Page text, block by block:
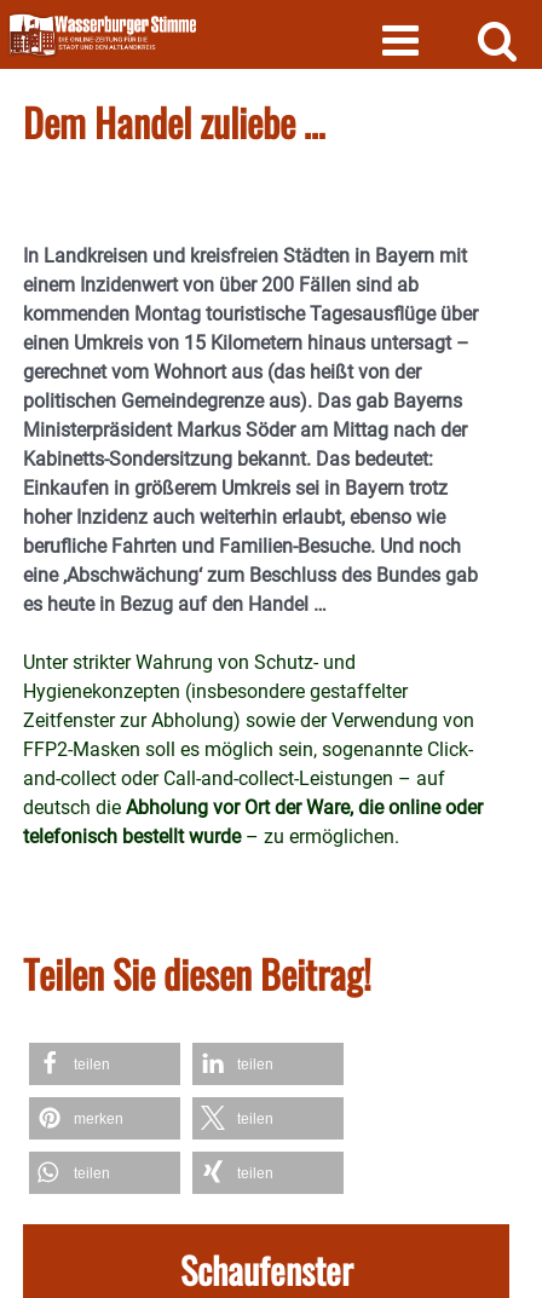
Skip
to
content
Dem Handel zuliebe …
In Landkreisen und kreisfreien Städten in Bayern mit
einem Inzidenwert von über 200 Fällen sind ab
kommenden Montag touristische Tagesausflüge über
einen Umkreis von 15 Kilometern hinaus untersagt –
gerechnet vom Wohnort aus (das heißt von der
politischen Gemeindegrenze aus). Das gab Bayerns
Ministerpräsident Markus Söder am Mittag nach der
Kabinetts-Sondersitzung bekannt. Das bedeutet:
Einkaufen in größerem Umkreis sei in Bayern trotz
hoher Inzidenz auch weiterhin erlaubt, ebenso wie
berufliche Fahrten und Familien-Besuche. Und noch
eine ‚Abschwächung‘ zum Beschluss des Bundes gab
es heute in Bezug auf den Handel …
Unter strikter Wahrung von Schutz- und
Hygienekonzepten (insbesondere gestaffelter
Zeitfenster zur Abholung) sowie der Verwendung von
FFP2-Masken soll es möglich sein, sogenannte Click-
and-collect oder Call-and-collect-Leistungen – auf
deutsch die Abholung vor Ort der Ware, die online oder
telefonisch bestellt wurde– zu ermöglichen.
Teilen Sie diesen Beitrag!
teilen teilen
merken teilen
teilen teilen
Schaufenster